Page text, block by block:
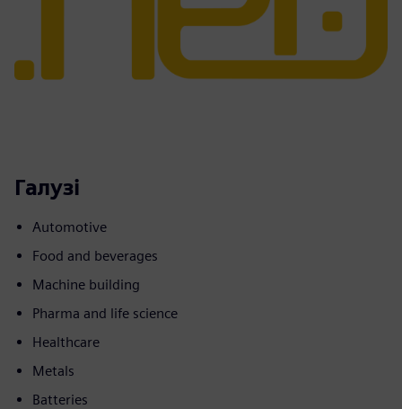
Галузі
Automotive
Food and beverages
Machine building
Pharma and life science
Healthcare
Metals
Batteries